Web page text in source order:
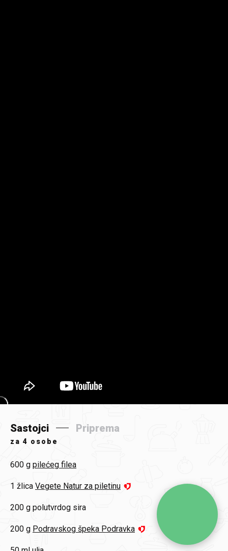
Sastojci Priprema
za 4 osobe
600 g pilećeg filea
1 žlica Vegete Natur za piletinu
200 g polutvrdog sira
200 g Podravskog špeka Podravka